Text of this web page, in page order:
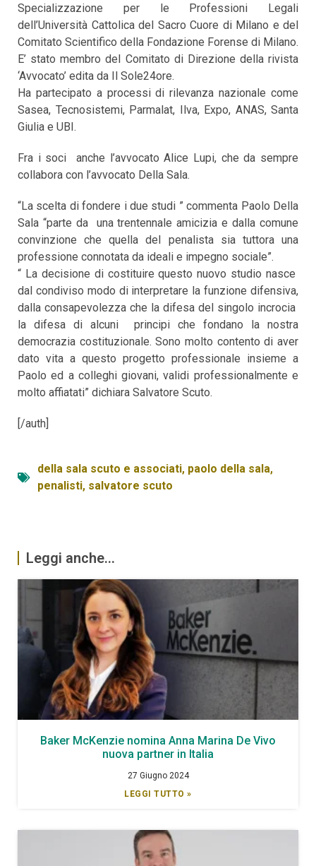
Specializzazione per le Professioni Legali
dell’Università Cattolica del Sacro Cuore di Milano e del
Comitato Scientifico della Fondazione Forense di Milano.
E’ stato membro del Comitato di Direzione della rivista
‘Avvocato’ edita da Il Sole24ore.
Ha partecipato a processi di rilevanza nazionale come
Sasea, Tecnosistemi, Parmalat, Ilva, Expo, ANAS, Santa
Giulia e UBI.
Fra i soci anche l’avvocato Alice Lupi, che da sempre
collabora con l’avvocato Della Sala.
“La scelta di fondere i due studi ” commenta Paolo Della
Sala “parte da una trentennale amicizia e dalla comune
convinzione che quella del penalista sia tuttora una
professione connotata da ideali e impegno sociale”.
“ La decisione di costituire questo nuovo studio nasce
dal condiviso modo di interpretare la funzione difensiva,
dalla consapevolezza che la difesa del singolo incrocia
la difesa di alcuni principi che fondano la nostra
democrazia costituzionale. Sono molto contento di aver
dato vita a questo progetto professionale insieme a
Paolo ed a colleghi giovani, validi professionalmente e
molto affiatati” dichiara Salvatore Scuto.
[/auth]
della sala scuto e associati, paolo della sala,
penalisti, salvatore scuto
Leggi anche...
Baker McKenzie nomina Anna Marina De Vivo
nuova partner in Italia
27 Giugno 2024
LEGGI TUTTO »